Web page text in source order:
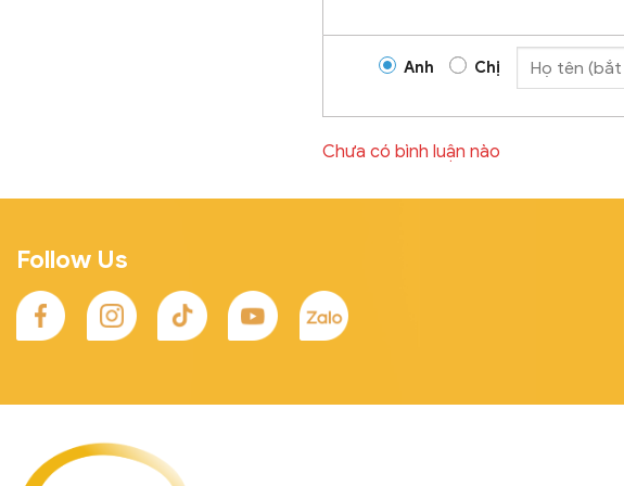
Anh Chị
Chưa có bình luận nào
Follow Us